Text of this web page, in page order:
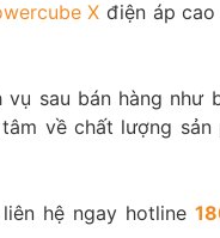
X điện áp
sau bán hàng như
về chất lượng
hệ ngay hotline